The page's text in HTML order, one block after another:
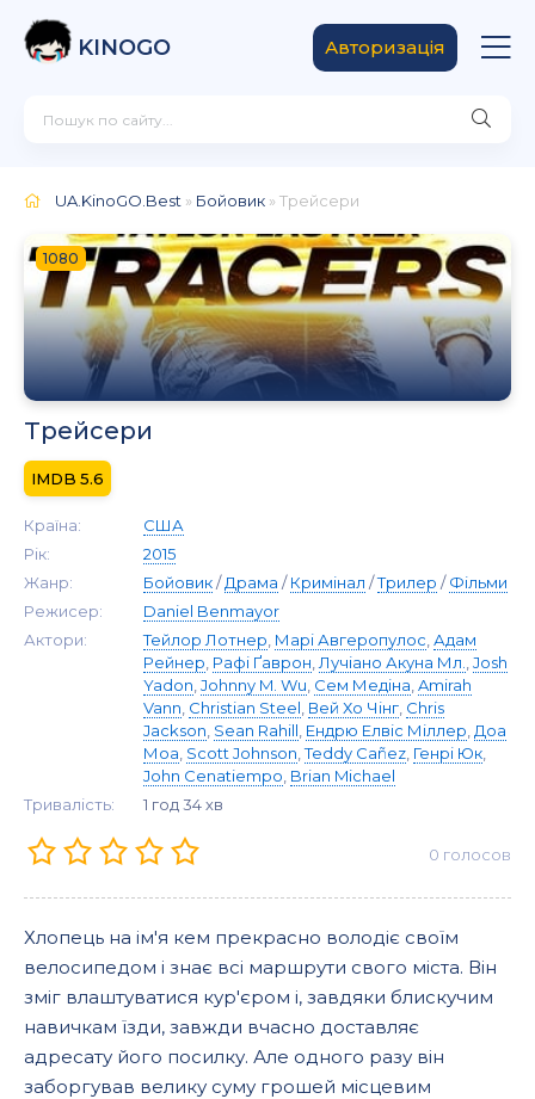
KINOGO Авторизація
UA.KinoGO.Best » Бойовик » Трейсери
1080
Трейсери
5.6
Країна:
США
Рік:
2015
Жанр:
Бойовик/Драма /Кримінал /Трилер /Фільми
Режисер:
Daniel Benmayor
Актори:
Тейлор Лотнер Марі Авгеропулос Адам
Рейнер Рафі Ґаврон Лучіано Акуна Мл.
Josh
Yadon Johnny M. Wu Сем Медіна Amirah
Vann Christian Steel Вей Хо Чінг Chris
Jackson Sean Rahill Ендрю Елвіс Міллер Доа
Моа Scott Johnson ,Teddy Cañez Генрі Юк
John Cenatiempo Brian Michael
Тривалість:
1 год 34 хв
0 голосов
Хлопець на ім'я кем прекрасно володіє своїм
велосипедом і знає всі маршрути свого міста. Він
зміг влаштуватися кур'єром і, завдяки блискучим
навичкам їзди, завжди вчасно доставляє
адресату його посилку. Але одного разу він
заборгував велику суму грошей місцевим